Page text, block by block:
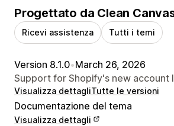
Progettato da Clean
Ricevi assistenza Tutti i temi
Version 8.1.0•March 26, 2026
Support for Shopify's new account
Visualizza dettagliTutte le versioni
Documentazione del tema
Visualizza dettagli